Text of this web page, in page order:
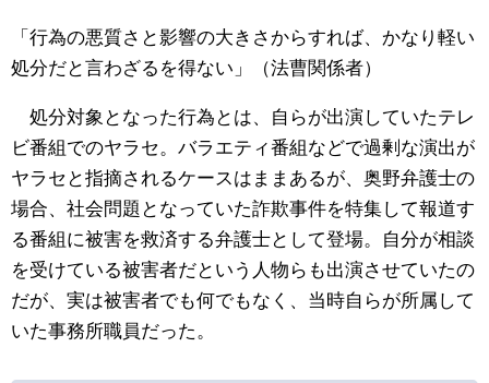
「行為の悪質さと影響の大きさからすれば、かなり軽い
処分だと言わざるを得ない」（法曹関係者）
処分対象となった行為とは、自らが出演していたテレ
ビ番組でのヤラセ。バラエティ番組などで過剰な演出が
ヤラセと指摘されるケースはままあるが、奥野弁護士の
場合、社会問題となっていた詐欺事件を特集して報道す
る番組に被害を救済する弁護士として登場。自分が相談
を受けている被害者だという人物らも出演させていたの
だが、実は被害者でも何でもなく、当時自らが所属して
いた事務所職員だった。